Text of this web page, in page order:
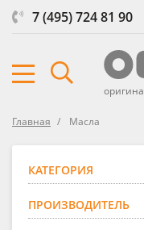
7 (495) 724 81 90
Главная Масла
КАТЕГОРИЯ
ПРОИЗВОДИТЕЛЬ